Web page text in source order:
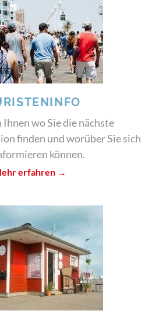
wo Sie die nächste
finden und worüber Sie sich
können.
erfahren →